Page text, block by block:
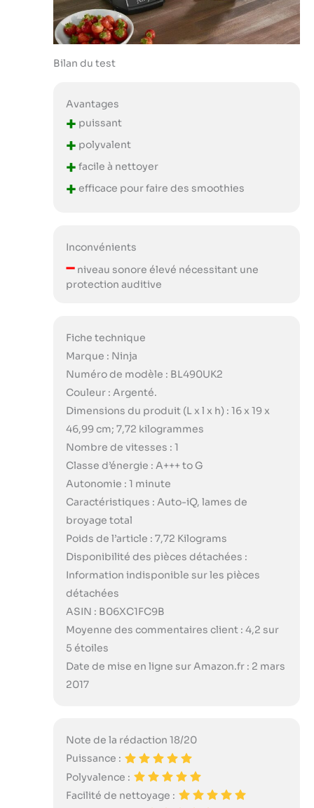
Bilan du test
Avantages
+ puissant
+ polyvalent
+ facile à nettoyer
+ efficace pour faire des smoothies
Inconvénients
–niveau sonore élevé nécessitant une
protection auditive
Fiche technique
Marque : Ninja
Numéro de modèle : BL490UK2
Couleur : Argenté.
Dimensions du produit (L x l x h) : 16 x 19 x
46,99 cm; 7,72 kilogrammes
Nombre de vitesses : 1
Classe d’énergie : A+++ to G
Autonomie : 1 minute
Caractéristiques : Auto-iQ, lames de
broyage total
Poids de l’article : 7,72 Kilograms
Disponibilité des pièces détachées :
Information indisponible sur les pièces
détachées
ASIN : B06XC1FC9B
Moyenne des commentaires client : 4,2 sur
5 étoiles
Date de mise en ligne sur Amazon.fr : 2 mars
2017
Note de la rédaction 18/20
Puissance :
Polyvalence :
Facilité de nettoyage :